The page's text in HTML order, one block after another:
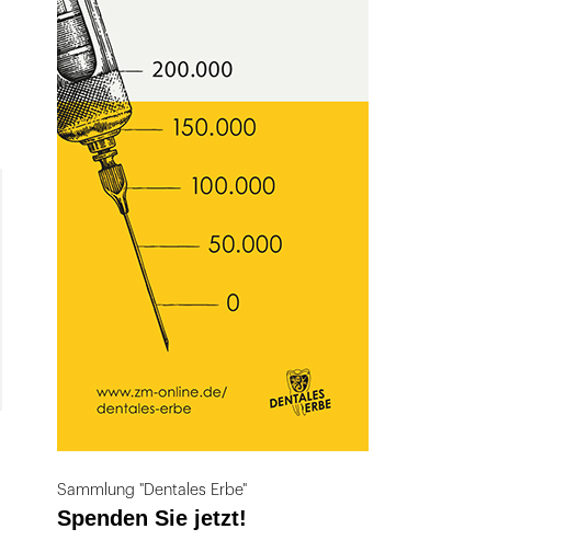
Sammlung "Dentales Erbe"
Spenden Sie jetzt!